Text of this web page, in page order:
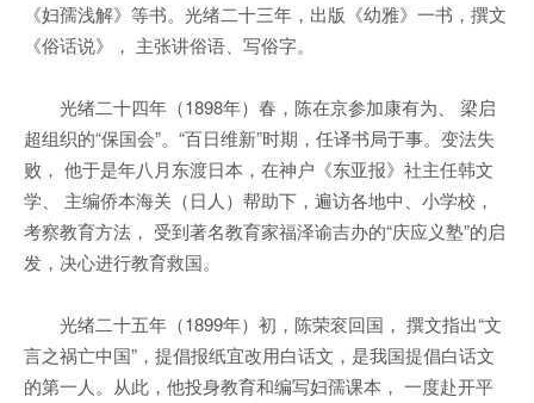
《妇孺浅解》等书。光绪二十三年，出版《幼雅》一书，撰文
《俗话说》， 主张讲俗语、写俗字。
光绪二十四年（1898年）春，陈在京参加康有为、 梁启
超组织的“保国会”。“百日维新”时期，任译书局于事。变法失
败， 他于是年八月东渡日本，在神户《东亚报》社主任韩文
学、 主编侨本海关（日人）帮助下，遍访各地中、小学校，
考察教育方法， 受到著名教育家福泽谕吉办的“庆应义塾”的启
发，决心进行教育救国。
光绪二十五年（1899年）初，陈荣衮回国， 撰文指出“文
言之祸亡中国”，提倡报纸宜改用白话文，是我国提倡白话文
的第一人。从此，他投身教育和编写妇孺课本， 一度赴开平